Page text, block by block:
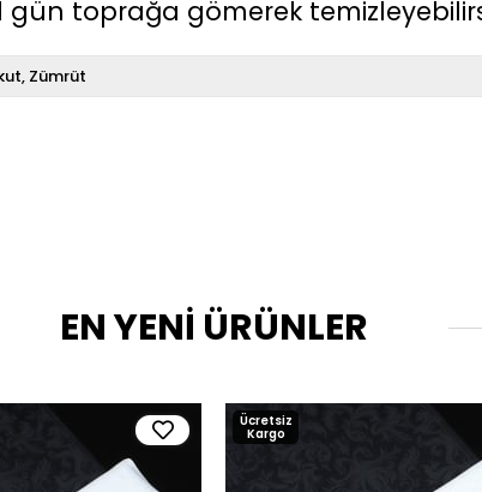
gün toprağa gömerek
Zümrüt
EN YENİ ÜRÜNLER
Ücretsiz
Kargo